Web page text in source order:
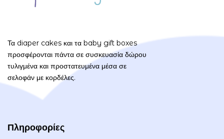
Τα diaper cakes και τα baby gift boxes
προσφέρονται πάντα σε συσκευασία δώρου
τυλιγμένα και προστατευμένα μέσα σε
σελοφάν με κορδέλες.
Πληροφορίες